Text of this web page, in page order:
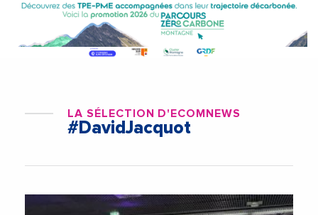
LA SÉLECTION D'ECOMNEWS
#DavidJacquot